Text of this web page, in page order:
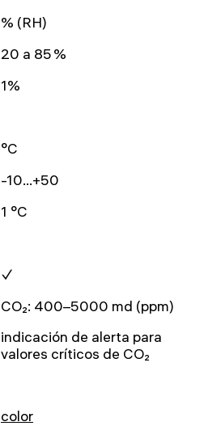
% (RH)
20 a 85 %
1%
°C
-10...+50
1 °C
✓
CO₂: 400–5000 md (ppm)
indicación de alerta para
valores críticos de CO₂
color